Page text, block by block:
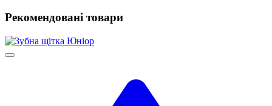
Рекомендовані товари